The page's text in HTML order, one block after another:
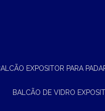
BALCÃO EXPOSITOR PARA
BALCÃO DE VIDRO